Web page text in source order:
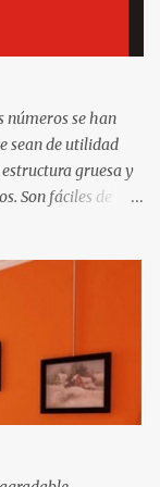
números se han
sean de utilidad
gruesa y
Son fáciles de
niños, entre